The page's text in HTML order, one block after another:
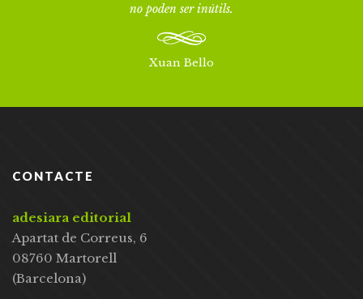
no poden ser inútils.
Xuan Bello
CONTACTE
adesiara editorial
Apartat de Correus, 6
08760 Martorell
(Barcelona)